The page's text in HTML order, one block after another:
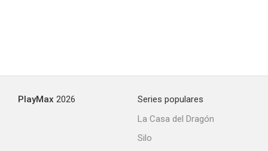
PlayMax 2026
Series populares
La Casa del Dragón
Silo